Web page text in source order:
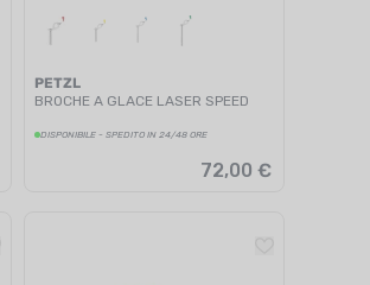
PETZL
BROCHE A GLACE LASER SPEED
DISPONIBILE - SPEDITO IN 24/48 ORE
72,00 €